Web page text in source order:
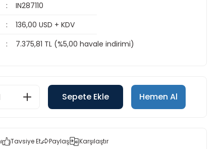
IN287110
136,00 USD + KDV
7.375,81 TL (%5,00 havale indirimi)
Sepete Ekle Hemen Al
Tavsiye Et Paylaş Karşılaştır